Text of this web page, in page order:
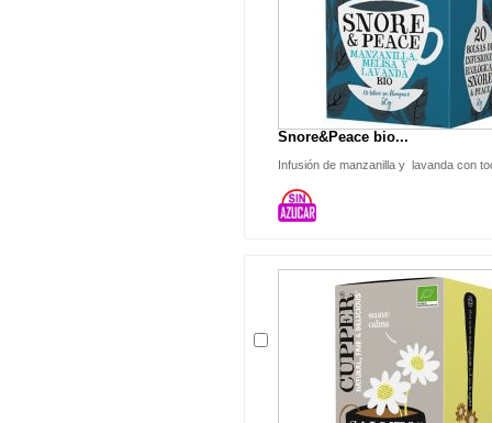
Snore&Peace bio...
Infusión de manzanilla y lavanda con